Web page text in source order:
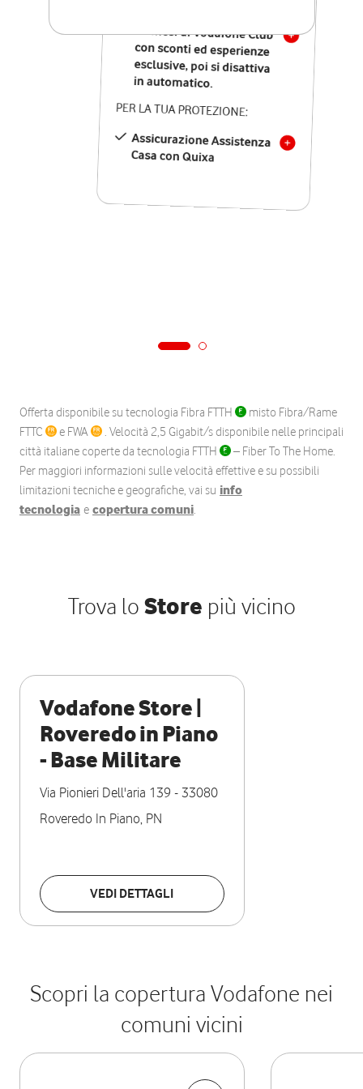
12 mesi di Vodafone Club
con sconti ed esperienze
esclusive, poi si disattiva
in automatico.
PER LA TUA PROTEZIONE:
Assicurazione Assistenza
Casa con Quixa
Offerta disponibile su tecnologia Fibra FTTH
misto Fibra/Rame
FTTC
e FWA
. Velocità 2,5 Gigabit/s disponibile nelle principali
città italiane coperte da tecnologia FTTH
– Fiber To The Home.
Per maggiori informazioni sulle velocità effettive e su possibili
limitazioni tecniche e geografiche, vai su info
tecnologia e copertura comuni.
Trova lo Store più vicino
Vodafone Store |
Roveredo in Piano
- Base Militare
Via Pionieri Dell'aria 139 - 33080
Roveredo In Piano, PN
VEDI DETTAGLI
Scopri la copertura Vodafone nei
comuni vicini